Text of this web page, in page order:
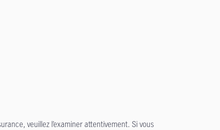
veuillez l’examiner attentivement. Si vous